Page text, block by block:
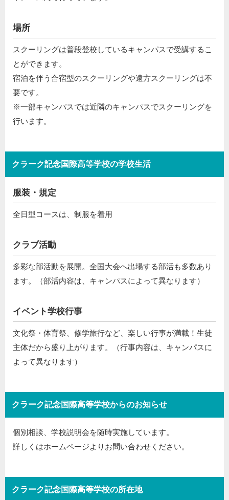
場所
スクーリングは普段登校しているキャンパスで受講するこ
とができます。
宿泊を伴う合宿型のスクーリングや遠方スクーリングは不
要です。
※一部キャンパスでは近隣のキャンパスでスクーリングを
行います。
クラーク記念国際高等学校の学校生活
服装・規定
全日型コースは、制服を着用
クラブ活動
多彩な部活動を展開。全国大会へ出場する部活も多数あり
ます。（部活内容は、キャンパスによって異なります）
イベント学校行事
文化祭・体育祭、修学旅行など、楽しい行事が満載！生徒
主体だから盛り上がります。（行事内容は、キャンパスに
よって異なります）
クラーク記念国際高等学校からのお知らせ
個別相談、学校説明会を随時実施しています。
詳しくはホームページよりお問い合わせください。
クラーク記念国際高等学校の所在地